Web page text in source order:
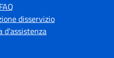
disservizio
d'assistenza